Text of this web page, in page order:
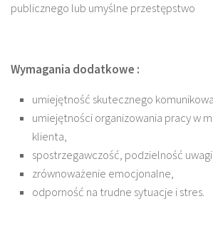
publicznego lub umyślne przestępstwo
Wymagania dodatkowe :
umiejętność skutecznego
umiejętności organizowania pracy w
klienta,
spostrzegawczość, podzielność
zrównoważenie emocjonalne,
odporność na trudne sytuacje i stres.